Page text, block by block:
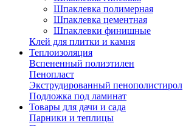
Шпаклевка полимерная
Шпаклевка цементная
Шпаклевки финишные
Клей для плитки и камня
Теплоизоляция
Вспененный полиэтилен
Пенопласт
Экструдированный пенополистирол
Подложка под ламинат
Товары для дачи и сада
Парники и теплицы